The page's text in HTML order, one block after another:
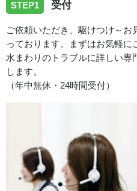
2026/07/31
愛知県岡﨑市合歓木町へ給
た。
愛知県春日井市岩成台へト
2026/07/31
STEP1 受付
ご依頼いただき、駆けつけ～お
っております。まずはお気軽に
水まわりのトラブルに詳しい専
します。
（年中無休・24時間受付）